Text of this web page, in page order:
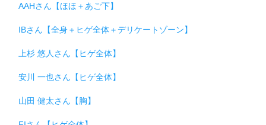
AAHさん【ほほ＋あご下】
IBさん【全身＋ヒゲ全体＋デリケートゾーン】
上杉 悠人さん【ヒゲ全体】
安川 一也さん【ヒゲ全体】
山田 健太さん【胸】